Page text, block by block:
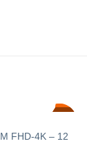
SALE!
SALE!
FHD-4K – 12